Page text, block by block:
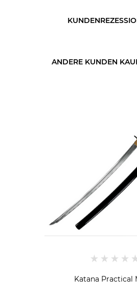
ANDERE KUNDEN
Katana Practical